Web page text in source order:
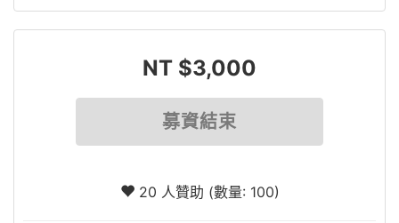
NT $3,000
募資結束
20 人贊助 (數量: 100)